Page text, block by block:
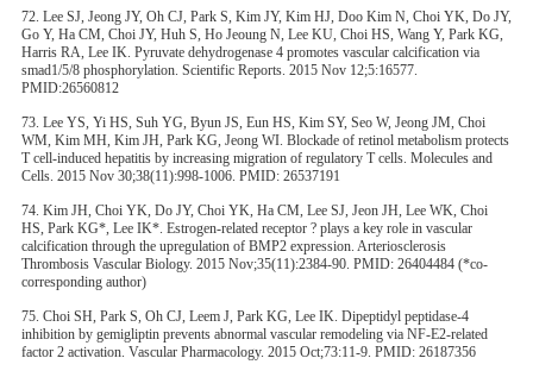
72. Lee SJ, Jeong JY, Oh CJ, Park S, Kim JY, Kim HJ, Doo Kim N, Choi YK, Do JY,
Go Y, Ha CM, Choi JY, Huh S, Ho Jeoung N, Lee KU, Choi HS, Wang Y, Park KG,
Harris RA, Lee IK. Pyruvate dehydrogenase 4 promotes vascular calcification via
smad1/5/8 phosphorylation. Scientific Reports. 2015 Nov 12;5:16577.
PMID:26560812
73. Lee YS, Yi HS, Suh YG, Byun JS, Eun HS, Kim SY, Seo W, Jeong JM, Choi
WM, Kim MH, Kim JH, Park KG, Jeong WI. Blockade of retinol metabolism protects
T cell-induced hepatitis by increasing migration of regulatory T cells. Molecules and
Cells. 2015 Nov 30;38(11):998-1006. PMID: 26537191
74. Kim JH, Choi YK, Do JY, Choi YK, Ha CM, Lee SJ, Jeon JH, Lee WK, Choi
HS, Park KG*, Lee IK*. Estrogen-related receptor ? plays a key role in vascular
calcification through the upregulation of BMP2 expression. Arteriosclerosis
Thrombosis Vascular Biology. 2015 Nov;35(11):2384-90. PMID: 26404484 (*co-
corresponding author)
75. Choi SH, Park S, Oh CJ, Leem J, Park KG, Lee IK. Dipeptidyl peptidase-4
inhibition by gemigliptin prevents abnormal vascular remodeling via NF-E2-related
factor 2 activation. Vascular Pharmacology. 2015 Oct;73:11-9. PMID: 26187356